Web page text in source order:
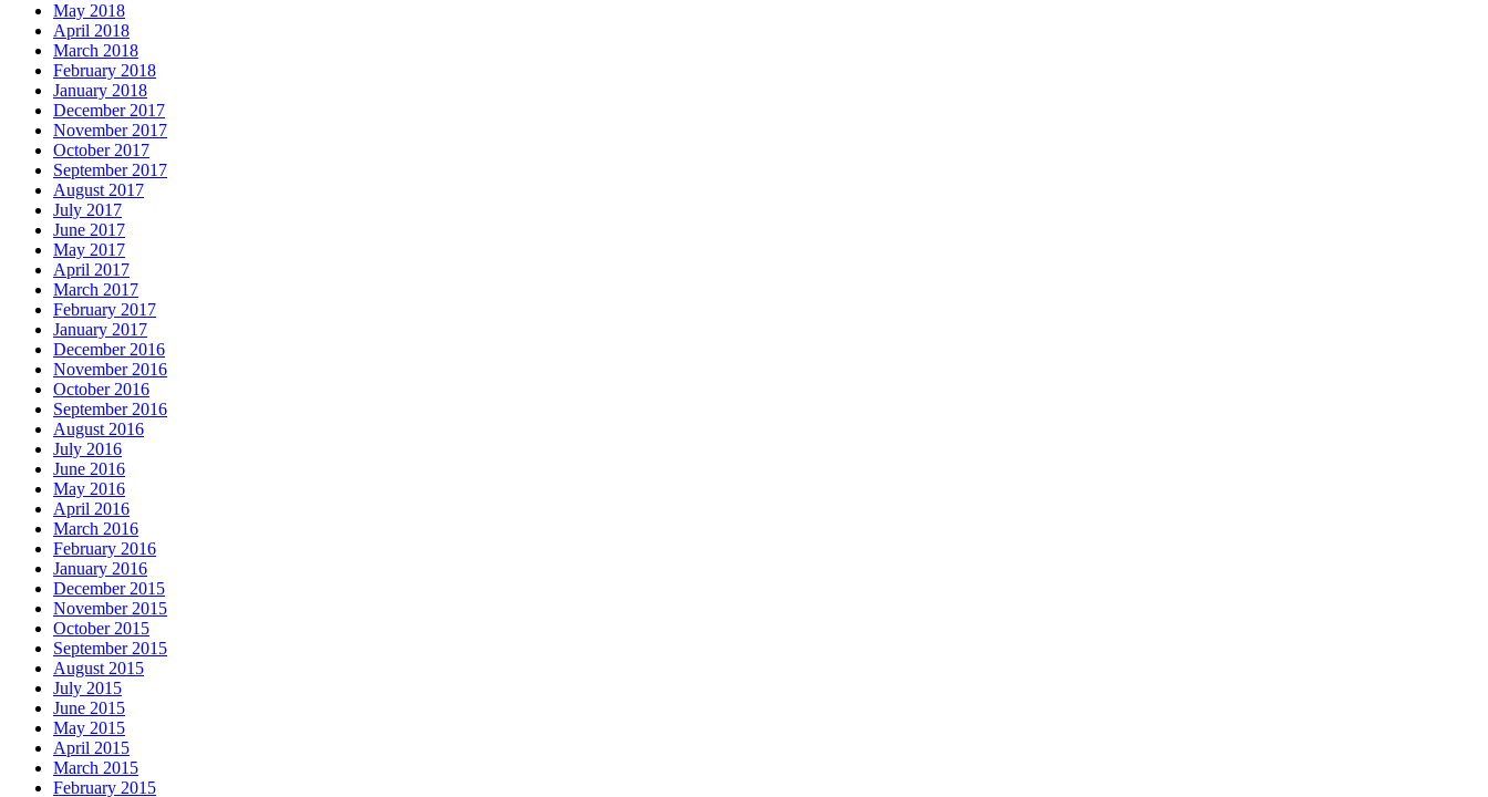
May 2018
April 2018
March 2018
February 2018
January 2018
December 2017
November 2017
October 2017
September 2017
August 2017
July 2017
June 2017
May 2017
April 2017
March 2017
February 2017
January 2017
December 2016
November 2016
October 2016
September 2016
August 2016
July 2016
June 2016
May 2016
April 2016
March 2016
February 2016
January 2016
December 2015
November 2015
October 2015
September 2015
August 2015
July 2015
June 2015
May 2015
April 2015
March 2015
February 2015